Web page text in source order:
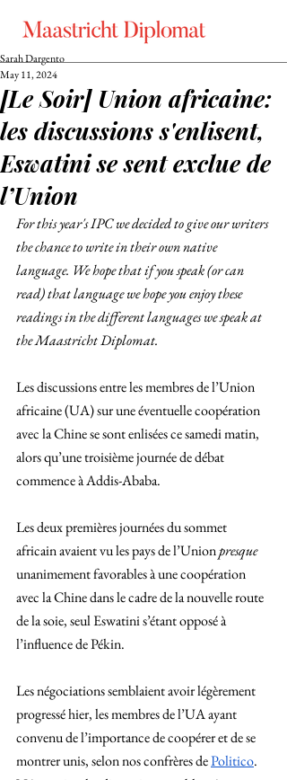
[Le Soir] Union africaine:
les discussions s'enlisent,
Eswatini se sent exclue de
l’Union
Sarah Dargento
May 11, 2024
For this year's IPC we decided to give our writers
the chance to write in their own native
language. We hope that if you speak (or can
read) that language we hope you enjoy these
readings in the different languages we speak at
the Maastricht Diplomat.
Les discussions entre les membres de l’Union
africaine (UA) sur une éventuelle coopération
avec la Chine se sont enlisées ce samedi matin,
alors qu’une troisième journée de débat
commence à Addis-Ababa.
Les deux premières journées du sommet
africain avaient vu les pays de l’Union presque
unanimement favorables à une coopération
avec la Chine dans le cadre de la nouvelle route
de la soie, seul Eswatini s’étant opposé à
l’influence de Pékin.
Les négociations semblaient avoir légèrement
progressé hier, les membres de l’UA ayant
convenu de l’importance de coopérer et de se
montrer unis, selon nos confrères de Politico.